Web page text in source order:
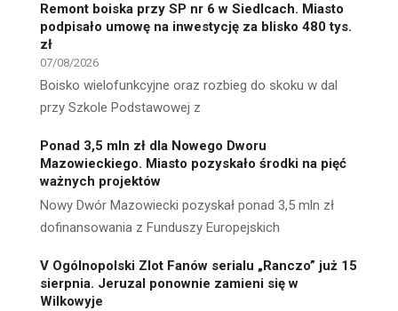
Remont boiska przy SP nr 6 w Siedlcach. Miasto
podpisało umowę na inwestycję za blisko 480 tys.
zł
07/08/2026
Boisko wielofunkcyjne oraz rozbieg do skoku w dal
przy Szkole Podstawowej z
Ponad 3,5 mln zł dla Nowego Dworu
Mazowieckiego. Miasto pozyskało środki na pięć
ważnych projektów
Nowy Dwór Mazowiecki pozyskał ponad 3,5 mln zł
dofinansowania z Funduszy Europejskich
V Ogólnopolski Zlot Fanów serialu „Ranczo” już 15
sierpnia. Jeruzal ponownie zamieni się w
Wilkowyje